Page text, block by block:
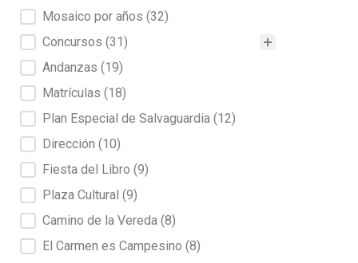
Mosaico por años (32)
Concursos (31)
Andanzas (19)
Matrículas (18)
Plan Especial de Salvaguardia (12)
Dirección (10)
Fiesta del Libro (9)
Plaza Cultural (9)
Camino de la Vereda (8)
El Carmen es Campesino (8)